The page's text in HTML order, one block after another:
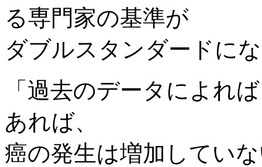
る専門家の基準が
ダブルスタンダードに
「過去のデータによれ
あれば、
癌の発生は増加してい